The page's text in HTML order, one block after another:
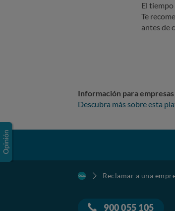
El tiempo
Te
antes de
Información para empresas
Descubra más sobre esta
Reclamar a una
900 055 105